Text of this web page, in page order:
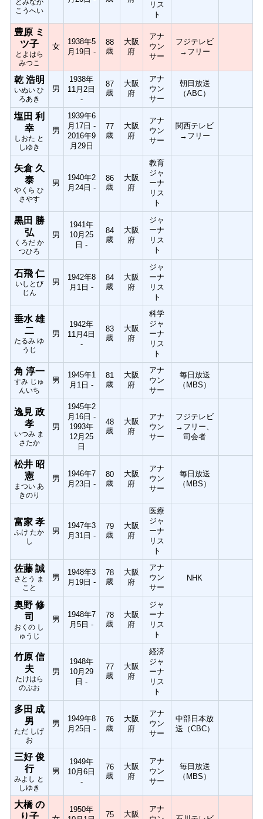
とみなが
こうへい
リス
ト
豊原 ミ
ツ子
とよはら
みつこ
女
1938年5
月19日 -
88
歳
大阪
府
アナ
ウン
サー
フジテレビ
→フリー
乾 浩明
いぬい ひ
ろあき
男
1938年
11月2日
-
87
歳
大阪
府
アナ
ウン
サー
朝日放送
（ABC）
塩田 利
幸
しおた と
しゆき
男
1939年6
月17日 -
2016年9
月29日
77
歳
大阪
府
アナ
ウン
サー
関西テレビ
→フリー
矢倉 久
泰
やくら ひ
さやす
男
1940年2
月24日 -
86
歳
大阪
府
教育
ジャ
ーナ
リス
ト
黒田 勝
弘
くろだ か
つひろ
男
1941年
10月25
日 -
84
歳
大阪
府
ジャ
ーナ
リス
ト
石飛 仁
いしとび
じん
男
1942年8
月1日 -
84
歳
大阪
府
ジャ
ーナ
リス
ト
垂水 雄
二
たるみ ゆ
うじ
男
1942年
11月4日
-
83
歳
大阪
府
科学
ジャ
ーナ
リス
ト
角 淳一
すみ じゅ
んいち
男
1945年1
月1日 -
81
歳
大阪
府
アナ
ウン
サー
毎日放送
（MBS）
逸見 政
孝
いつみ ま
さたか
男
1945年2
月16日 -
1993年
12月25
日
48
歳
大阪
府
アナ
ウン
サー
フジテレビ
→フリー、
司会者
松井 昭
憲
まつい あ
きのり
男
1946年7
月23日 -
80
歳
大阪
府
アナ
ウン
サー
毎日放送
（MBS）
富家 孝
ふけ たか
し
男
1947年3
月31日 -
79
歳
大阪
府
医療
ジャ
ーナ
リス
ト
佐藤 誠
さとう ま
こと
男
1948年3
月19日 -
78
歳
大阪
府
アナ
ウン
サー
NHK
奥野 修
司
おくの し
ゅうじ
男
1948年7
月5日 -
78
歳
大阪
府
ジャ
ーナ
リス
ト
竹原 信
夫
たけはら
のぶお
男
1948年
10月29
日 -
77
歳
大阪
府
経済
ジャ
ーナ
リス
ト
多田 成
男
ただ しげ
お
男
1949年8
月25日 -
76
歳
大阪
府
アナ
ウン
サー
中部日本放
送（CBC）
三好 俊
行
みよし と
しゆき
男
1949年
10月6日
-
76
歳
大阪
府
アナ
ウン
サー
毎日放送
（MBS）
大橋 の
り子
1950年
75
大阪
アナ